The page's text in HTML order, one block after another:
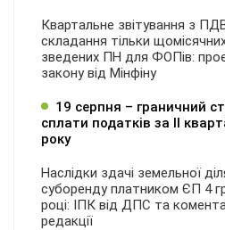
Квартальне звітування з
складання тільки
зведених ПН для ФОПів:
закону від Мінфіну
19 серпня – граничний
сплати податків за ІI
року
Наслідки здачі земельної
суборенду платником ЄП 4
році: ІПК від ДПС та
редакції